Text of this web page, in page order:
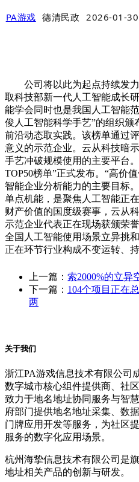
PA游戏 德清民政 2026-01-
公司将以此为起点持续发力
取科技部新一代人工智能成长
能学会同时也是我国人工智能
俊人工智能科学手艺”的组织
前沿动态取实践。该榜单通过
意义的示范企业。云从科技暗
手艺冲破规模使用的主要平台
TOP50榜单”正式发布。“高价
智能企业分析能力的主要目标
单点机能，是聚焦人工智能正
财产价值的国度级赛事，云从
示范企业代表正在现场获颁荣
全国人工智能使用场景立异挑
正在环节行业构成不变运转、
上一篇： 索2000%的立异
下一篇： 104个项目正在
两
关于我们
浙江PA游戏信息技术有限公司
数字城市核心组件提供商、社
致力于地名地址协同服务与智
府部门提供地名地址采集、数
门牌应用开发等服务，为社区
服务的数字化应用场景。
杭州海挚信息技术有限公司是
地址相关产品的创新与研发。